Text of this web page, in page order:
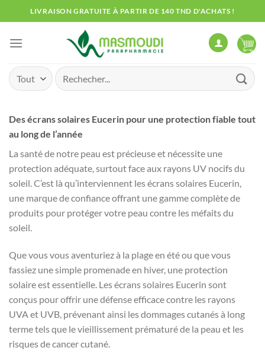
au
contenu
LIVRAISON GRATUITE À PARTIR DE 140 TND D'ACHATS !
Recherche
pour :
Des écrans solaires Eucerin pour une protection fiable tout
au long de l’année
La santé de notre peau est précieuse et nécessite une
protection adéquate, surtout face aux rayons UV nocifs du
soleil. C’est là qu’interviennent les écrans solaires Eucerin,
une marque de confiance offrant une gamme complète de
produits pour protéger votre peau contre les méfaits du
soleil.
Que vous vous aventuriez à la plage en été ou que vous
fassiez une simple promenade en hiver, une protection
solaire est essentielle. Les écrans solaires Eucerin sont
conçus pour offrir une défense efficace contre les rayons
UVA et UVB, prévenant ainsi les dommages cutanés à long
terme tels que le vieillissement prématuré de la peau et les
risques de cancer cutané.